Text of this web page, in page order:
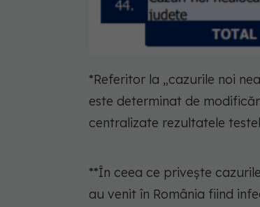
*Referitor la „cazurile noi
este determinat de
centralizate rezultatele
**În ceea ce privește
au venit în România fiind